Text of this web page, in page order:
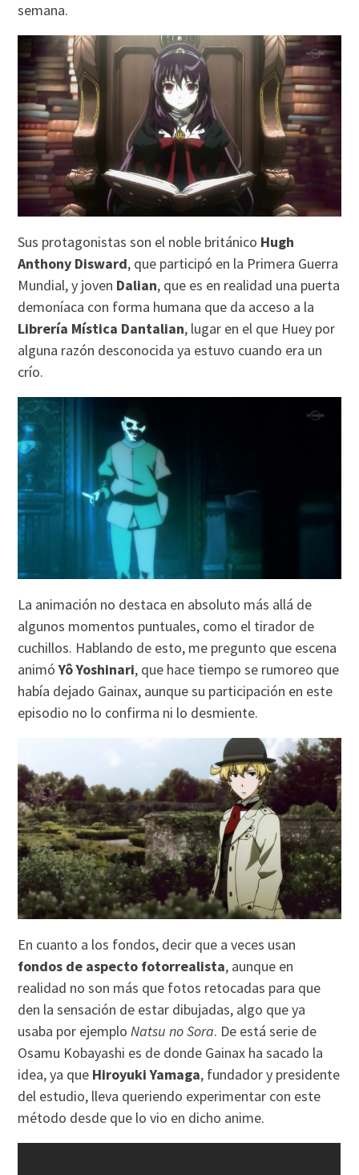
semana.
Sus protagonistas son el noble británico Hugh
Anthony Disward, que participó en la Primera Guerra
Mundial, y joven Dalian, que es en realidad una puerta
demoníaca con forma humana que da acceso a la
Librería Mística Dantalian, lugar en el que Huey por
alguna razón desconocida ya estuvo cuando era un
crío.
La animación no destaca en absoluto más allá de
algunos momentos puntuales, como el tirador de
cuchillos. Hablando de esto, me pregunto que escena
animóYô Yoshinari, que hace tiempo se rumoreo que
había dejado Gainax, aunque su participación en este
episodio no lo confirma ni lo desmiente.
En cuanto a los fondos, decir que a veces usan
fondos de aspecto fotorrealista, aunque en
realidad no son más que fotos retocadas para que
den la sensación de estar dibujadas, algo que ya
usaba por ejemploNatsu no Sora. De está serie de
Osamu Kobayashi es de donde Gainax ha sacado la
idea, ya que Hiroyuki Yamaga, fundador y presidente
del estudio, lleva queriendo experimentar con este
método desde que lo vio en dicho anime.